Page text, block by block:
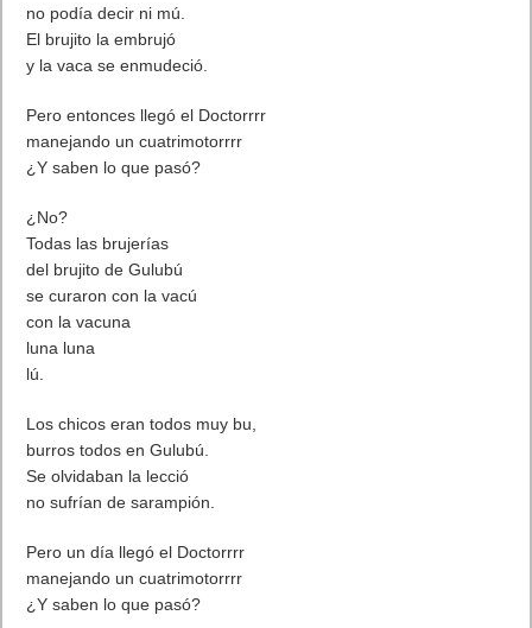
no podía decir ni mú.
El brujito la embrujó
y la vaca se enmudeció.
Pero entonces llegó el Doctorrrr
manejando un cuatrimotorrrr
¿Y saben lo que pasó?
¿No?
Todas las brujerías
del brujito de Gulubú
se curaron con la vacú
con la vacuna
luna luna
lú.
Los chicos eran todos muy bu,
burros todos en Gulubú.
Se olvidaban la lecció
no sufrían de sarampión.
Pero un día llegó el Doctorrrr
manejando un cuatrimotorrrr
¿Y saben lo que pasó?